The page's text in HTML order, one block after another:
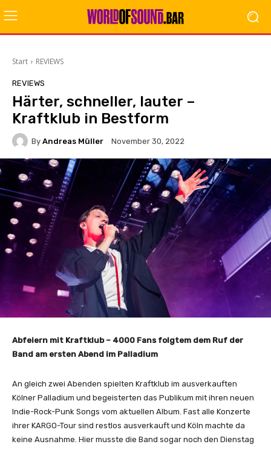
Start REVIEWS
REVIEWS
Härter, schneller, lauter –
Kraftklub in Bestform
By Andreas Müller November 30, 2022
Abfeiern mit Kraftklub – 4000 Fans folgtem dem Ruf der
Band am ersten Abend im Palladium
An gleich zwei Abenden spielten Kraftklub im ausverkauften
Kölner Palladium und begeisterten das Publikum mit ihren neuen
Indie-Rock-Punk Songs vom aktuellen Album. Fast alle Konzerte
ihrer KARGO-Tour sind restlos ausverkauft und Köln machte da
keine Ausnahme. Hier musste die Band sogar noch den Dienstag